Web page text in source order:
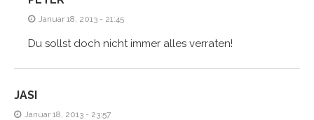
Januar 18, 2013 - 21:45
Du sollst doch nicht immer alles verraten!
JASI
Januar 18, 2013 - 23:57